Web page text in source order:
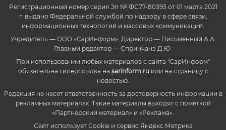
Регистрационный номер серия Эл № ФС77-80393 от 01 марта 2021
г. выдано Федеральной службой по надзору в сфере связи,
информационных технологий и массовых коммуникаций.
Учредитель — ООО «СарИнформ». Директор — Письменный А.А.
Главный редактор — Спринчанэ Д.Ю.
При использовании любых материалов с сайта "СарИнформ"
обязательна гиперссылка на sarinform.ruили на страницу с
новостью.
Редакция не несет ответственность за достоверность информации в
рекламных материалах. Такие материалы выходят с пометкой
«Партнёрский материал» и «Реклама».
Сайт использует Cookie и сервиc Яндекс.Метрика